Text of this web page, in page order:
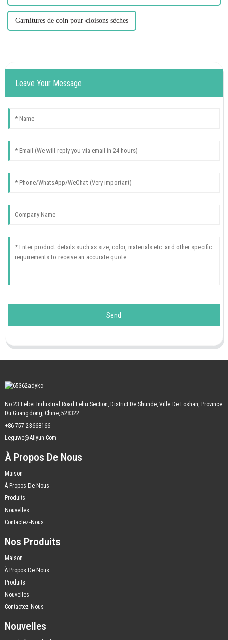
Garnitures de coin pour cloisons sèches
Leave Your Message
Send
No.23 Lebei Industrial Road Leliu Section, District De Shunde, Ville De Foshan, Province
Du Guangdong, Chine, 528322
+86-757-23668166
Leguwe@aliyun.com
À Propos De Nous
Maison
À Propos De Nous
Produits
Nouvelles
Contactez-Nous
Nos Produits
Maison
À Propos De Nous
Produits
Nouvelles
Contactez-Nous
Nouvelles